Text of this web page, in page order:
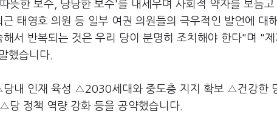
뜻한 보수, 당당한 보수'를 내세우며 사회적 약자를 보듬
태영호 의원 등 일부 여권 의원들의 극우적인 발언에 대
해서 반복되는 것은 우리 당이 분명히 조치해야 한다"며 "
했습니다.
내 인재 육성 △2030세대와 중도층 지지 확보 △건강한
당 정책 역량 강화 등을 공약했습니다.